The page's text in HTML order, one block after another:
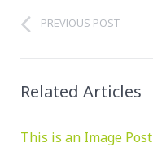
PREVIOUS POST
Related Articles
This is an Image Post